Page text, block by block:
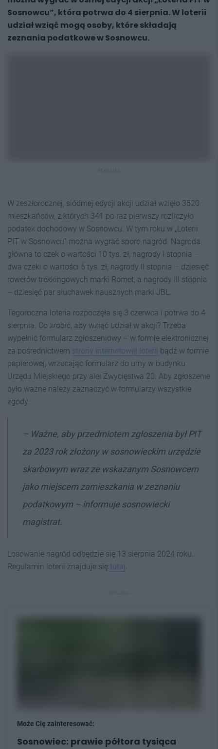
Sosnowcu”, która potrwa do 4 sierpnia. W loterii
udział wziąć mogą osoby, które składają
zeznania podatkowe w Sosnowcu.
W zeszłorocznej, siódmej edycji akcji udział wzięło 3520
mieszkańców, z których 341 po raz pierwszy rozliczyło
podatek dochodowy w Sosnowcu. W tym roku w „Loterii
PIT w Sosnowcu” można wygrać sporo nagród. Nagroda
główna to czek o wartości 10 tys. zł, nagrody I stopnia –
dwa czeki o wartości 5 tys. zł, nagrody II stopnia – dziesięć
rowerów trekkingowych marki Romet, a nagrody III stopnia
– dziesięć par słuchawek nausznych marki JBL.
Tegoroczna loteria rozpoczęła się 3 czerwca i potrwa do 4
sierpnia. Co zrobić, aby wziąć udział w akcji? Trzeba
wypełnić formularz zgłoszeniowy – w formie elektronicznej
za pośrednictwem strony internetowej loterii bądź w formie
papierowej, wrzucając formularz do urny w budynku
Urzędu Miejskiego przy alei Zwycięstwa 20. Aby zgłoszenie
było ważne należy zaznaczyć w formularzy wszystkie
zgody.
– Ważne, aby przedmiotem zgłoszenia był PIT
za 2023 rok złożony w sosnowieckim urzędzie
skarbowym wraz ze wskazanym Sosnowcem
jako miejscem zamieszkania w zeznaniu
podatkowym – informuje sosnowiecki
magistrat.
Losowanie nagród odbędzie się 13 sierpnia 2024 roku.
Regulamin loterii znajduje się tutaj
Może Cię zainteresować:
Sosnowiec: prawie półtora tysiąca